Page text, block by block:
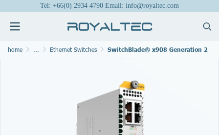
Tel: +66(0) 2934 4790 Email: info@royaltec.com
home ... Ethernet Switches SwitchBlade® x908 Generation 2